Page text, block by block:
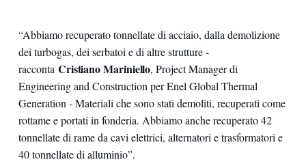
“Abbiamo recuperato tonnellate di acciaio, dalla demolizione
dei turbogas, dei serbatoi e di altre strutture -
racconta Cristiano Mariniello, Project Manager di
Engineering and Construction per Enel Global Thermal
Generation - Materiali che sono stati demoliti, recuperati come
rottame e portati in fonderia. Abbiamo anche recuperato 42
tonnellate di rame da cavi elettrici, alternatori e trasformatori e
40 tonnellate di alluminio”.